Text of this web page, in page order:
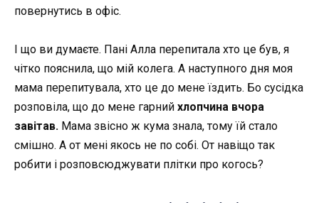
повернутись в офіс.
І що ви думаєте. Пані Алла перепитала хто це був, я
чітко пояснила, що мій колега. А наступного дня моя
мама перепитувала, хто це до мене їздить. Бо сусідка
розповіла, що до мене гарний хлопчина вчора
завітав. Мама звісно ж кума знала, тому їй стало
смішно. А от мені якось не по собі. От навіщо так
робити і розповсюджувати плітки про когось?